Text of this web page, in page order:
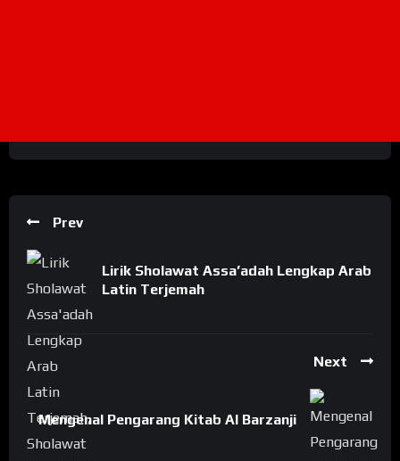
Prev
Lirik Sholawat Assa’adah Lengkap Arab
Latin Terjemah
Next
Mengenal Pengarang Kitab Al Barzanji